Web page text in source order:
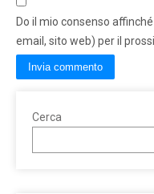
Do il mio consenso
email, sito web) per il
Cerca